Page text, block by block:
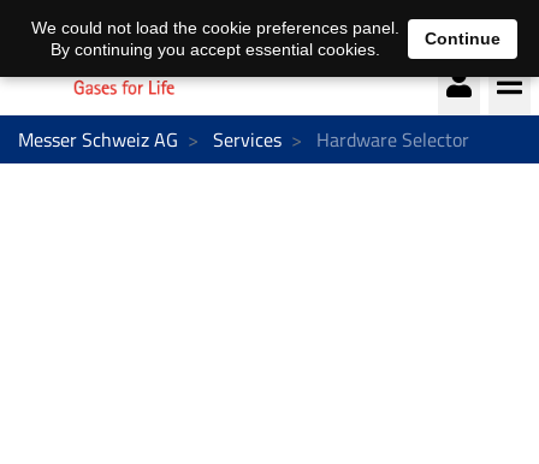
Deutsch français
Messer Schweiz AG Services Hardware Selector
We could not load the cookie preferences panel.
By continuing you accept essential cookies.
Continue